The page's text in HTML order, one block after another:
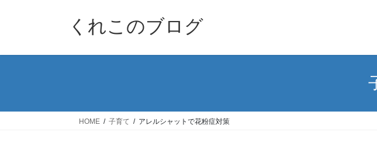
くれこのブログ
HOME 子育て アレルシャットで花粉症対策